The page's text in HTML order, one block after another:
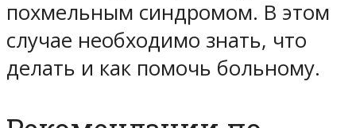
похмельным синдромом. В этом
случае необходимо знать, что
делать и как помочь больному.